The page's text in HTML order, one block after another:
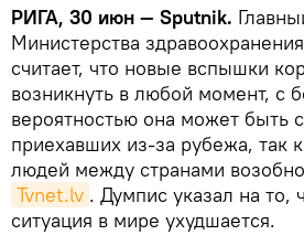
РИГА, 30 июн — Sputnik.
Министерства
считает, что новые вспышки
возникнуть в любой момент, с
вероятностью она может быть
приехавших из-за рубежа, так
людей между странами
Tvnet.lv . Думпис указал на то,
ситуация в мире ухудшается.